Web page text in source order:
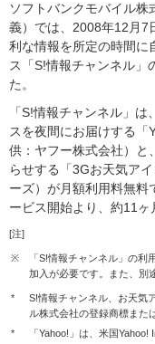
ソフトバンクモバイル株
義）では、2008年12月7
利な情報を所定の時間に
ス「S!情報チャンネル」
た。
「S!情報チャンネル」
スを夜間にお届けする「
供：ヤフー株式会社）と
らせする「3Gお天気ア
ーズ）が月額利用料無
ービス開始より、約11ヶ
[注]
※
「S!情報チャンネル」の
加入が必要です。また、別
*
S!情報チャンネル、お天気
ル株式会社の登録商標また
*
「Yahoo!」は、米国